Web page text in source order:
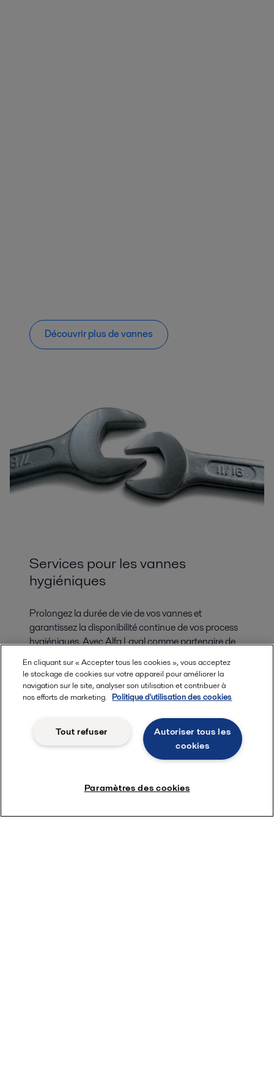
Découvrir plus de vannes
Services pour les vannes
hygiéniques
Prolongez la durée de vie de vos vannes et
garantissez la disponibilité continue de vos process
hygiéniques. Avec Alfa Laval comme partenaire de
mondial et à nos experts quand vous en avez besoin
et à une assistance locale dès que nécessaire. Faites
confiance à notre large gamme de services pour
En cliquant sur « Accepter tous les cookies », vous acceptez
le stockage de cookies sur votre appareil pour améliorer la
navigation sur le site, analyser son utilisation et contribuer à
nos efforts de marketing. Politique d'utilisation des cookies
Autoriser tous les
cookies
Tout refuser
Paramètres des cookies